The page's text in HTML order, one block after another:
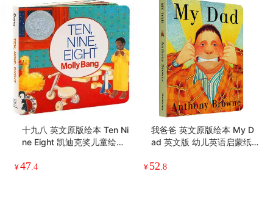
新版《逆境中的祝褔》身处
逆境，这样的经历会将我们
压垮，还是会变成美好祝
福？这些故事会给你带来启
迪，使你看到盼望。
¥ 36
英文原版绘本 我妈妈 My M
um 0-3岁幼儿英语启蒙纸板
书 安东尼布朗 家庭关系情商
管理 亲子阅读读物 英文版
.6